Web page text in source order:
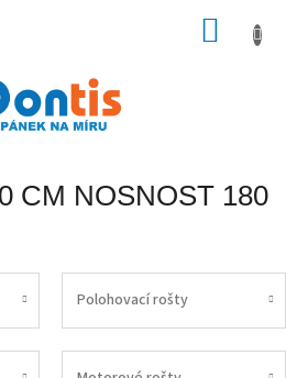
CM NOSNOST 180
Polohovací rošty